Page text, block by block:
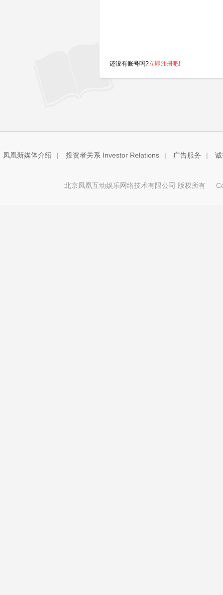
还没有账号吗?立即注册吧!
凤凰新媒体介绍 | 投资者关系 Investor Relations | 广告服务 |
北京凤凰互动娱乐网络技术有限公司 版权所有